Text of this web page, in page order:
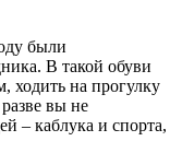
были
В такой обуви
ходить на прогулку
вы не
– каблука и спорта,